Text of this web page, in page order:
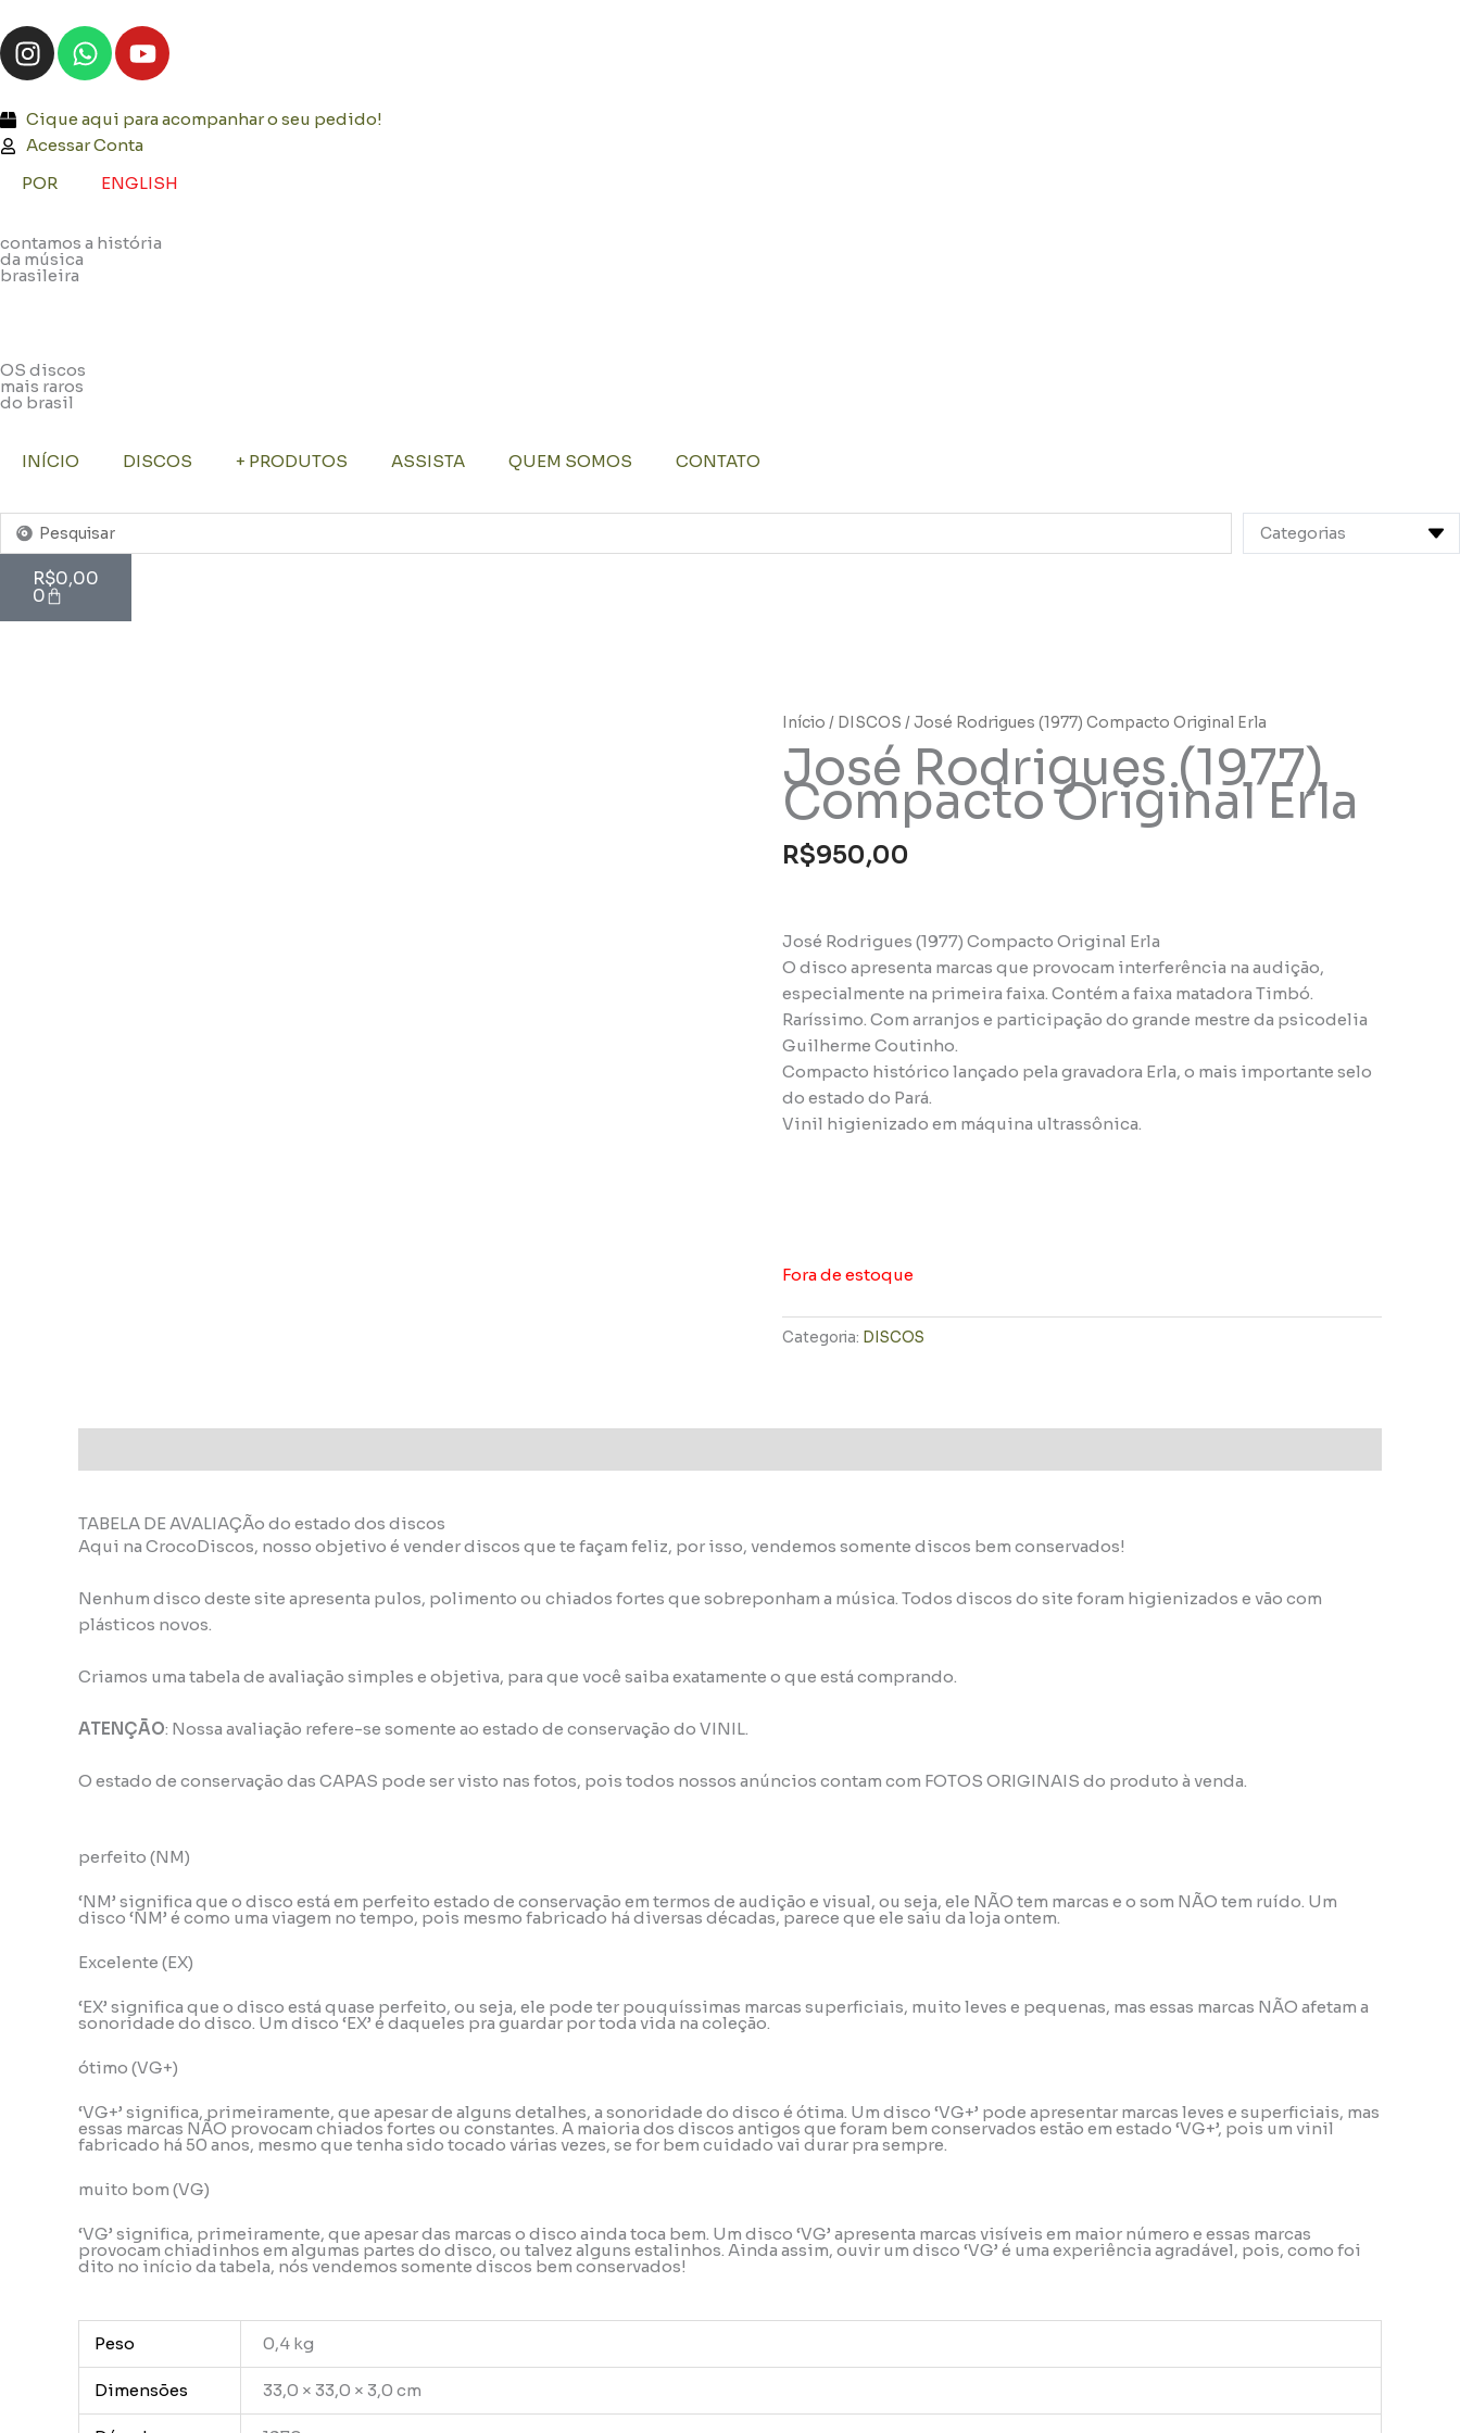
para
o
I
n
t
a
g
m
W
h
t
s
p
Y
o
t
u
b
Cique aqui para acompanhar o seu pedido!
Acessar Conta
POR
ENGLISH
contamos a história
da música
brasileira
OS discos
mais raros
do brasil
INÍCIO DISCOS + PRODUTOS ASSISTA QUEM SOMOS CONTATO
Pesquisar
...
R$0,00
0
Cart
Início / DISCOS / José Rodrigues (1977) Compacto Original Erla
José Rodrigues (1977)
Compacto Original Erla
R$950,00
José Rodrigues (1977) Compacto Original Erla
O disco apresenta marcas que provocam interferência na audição,
especialmente na primeira faixa. Contém a faixa matadora Timbó.
Raríssimo. Com arranjos e participação do grande mestre da psicodelia
Guilherme Coutinho.
Compacto histórico lançado pela gravadora Erla, o mais importante selo
do estado do Pará.
Vinil higienizado em máquina ultrassônica.
Fora de estoque
Categoria: DISCOS
TABELA DE AVALIAÇÃo do estado dos discos
Aqui na CrocoDiscos, nosso objetivo é vender discos que te façam feliz, por isso, vendemos somente discos bem conservados!
Nenhum disco deste site apresenta pulos, polimento ou chiados fortes que sobreponham a música. Todos discos do site foram higienizados e vão com
plásticos novos.
Criamos uma tabela de avaliação simples e objetiva, para que você saiba exatamente o que está comprando.
ATENÇÃO: Nossa avaliação refere-se somente ao estado de conservação do VINIL.
O estado de conservação das CAPAS pode ser visto nas fotos, pois todos nossos anúncios contam com FOTOS ORIGINAIS do produto à venda.
perfeito (NM)
‘NM’ significa que o disco está em perfeito estado de conservação em termos de audição e visual, ou seja, ele NÃO tem marcas e o som NÃO tem ruído. Um
disco ‘NM’ é como uma viagem no tempo, pois mesmo fabricado há diversas décadas, parece que ele saiu da loja ontem.
Excelente (EX)
‘EX’ significa que o disco está quase perfeito, ou seja, ele pode ter pouquíssimas marcas superficiais, muito leves e pequenas, mas essas marcas NÃO afetam a
sonoridade do disco. Um disco ‘EX’ é daqueles pra guardar por toda vida na coleção.
ótimo (VG+)
‘VG+’ significa, primeiramente, que apesar de alguns detalhes, a sonoridade do disco é ótima. Um disco ‘VG+’ pode apresentar marcas leves e superficiais, mas
essas marcas NÃO provocam chiados fortes ou constantes. A maioria dos discos antigos que foram bem conservados estão em estado ‘VG+’, pois um vinil
fabricado há 50 anos, mesmo que tenha sido tocado várias vezes, se for bem cuidado vai durar pra sempre.
muito bom (VG)
‘VG’ significa, primeiramente, que apesar das marcas o disco ainda toca bem. Um disco ‘VG’ apresenta marcas visíveis em maior número e essas marcas
provocam chiadinhos em algumas partes do disco, ou talvez alguns estalinhos. Ainda assim, ouvir um disco ‘VG’ é uma experiência agradável, pois, como foi
dito no início da tabela, nós vendemos somente discos bem conservados!
Peso 0,4 kg
Dimensões 33,0 × 33,0 × 3,0 cm